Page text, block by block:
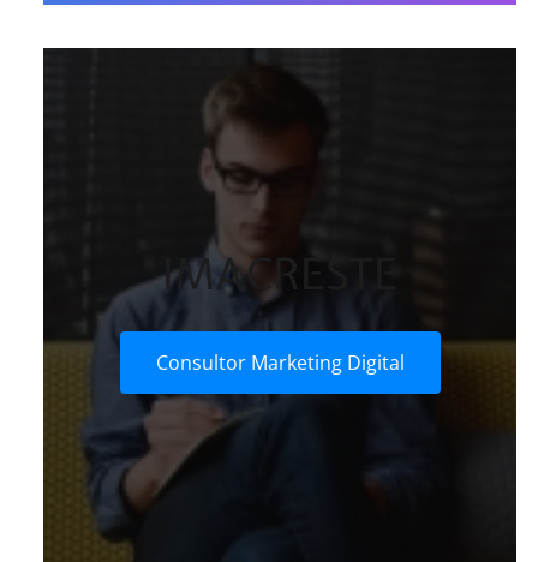
IMACRESTE
Consultor Marketing Digital